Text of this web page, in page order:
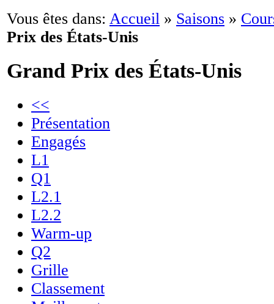
Vous êtes dans: Accueil » Saisons »
Prix des États-Unis
Grand Prix des États-Unis
<<
Présentation
Engagés
L1
Q1
L2.1
L2.2
Warm-up
Q2
Grille
Classement